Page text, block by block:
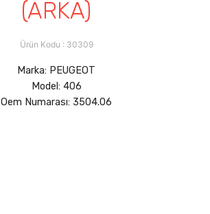
(ARKA)
Ürün Kodu : 30309
Marka: PEUGEOT
Model: 406
Oem Numarası: 3504.06